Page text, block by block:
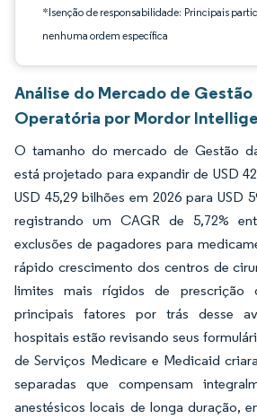
*Isenção de responsabilidade: Principais
nenhuma ordem específica
Análise do Mercado de Gestão
Operatória por Mordor
O tamanho do mercado de Gestão
está projetado para expandir de USD
USD 45,29 bilhões em 2026 para USD
registrando um CAGR de 5,72%
exclusões de pagadores para
rápido crescimento dos centros de
limites mais rígidos de prescrição
principais fatores por trás desse
hospitais estão revisando seus
de Serviços Medicare e Medicaid
separadas que compensam
anestésicos locais de longa duração,